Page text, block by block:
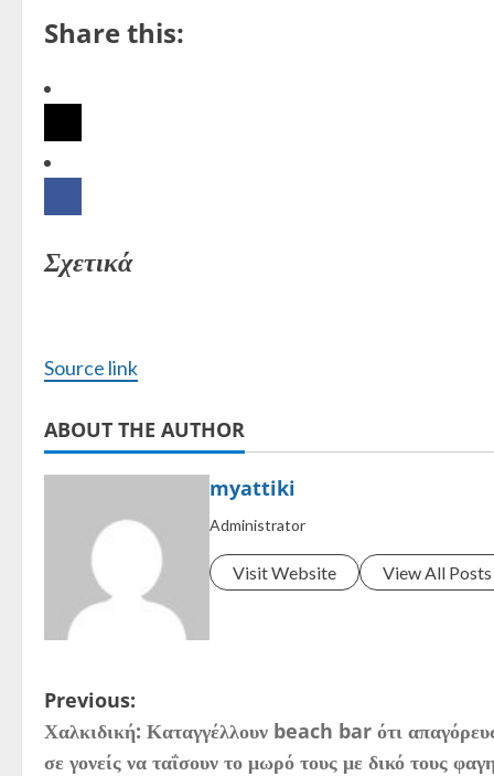
Share this:
Σχετικά
Source link
ABOUT THE AUTHOR
myattiki
Administrator
Visit Website View All Posts
Previous:
Χαλκιδική: Καταγγέλλουν beach bar ότι
σε γονείς να ταΐσουν το μωρό τους με δικό τους